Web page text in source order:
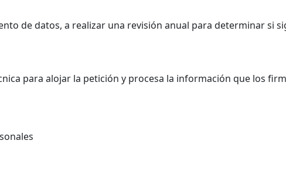
de datos, a realizar una revisión anual para determinar si
para alojar la petición y procesa la información que los